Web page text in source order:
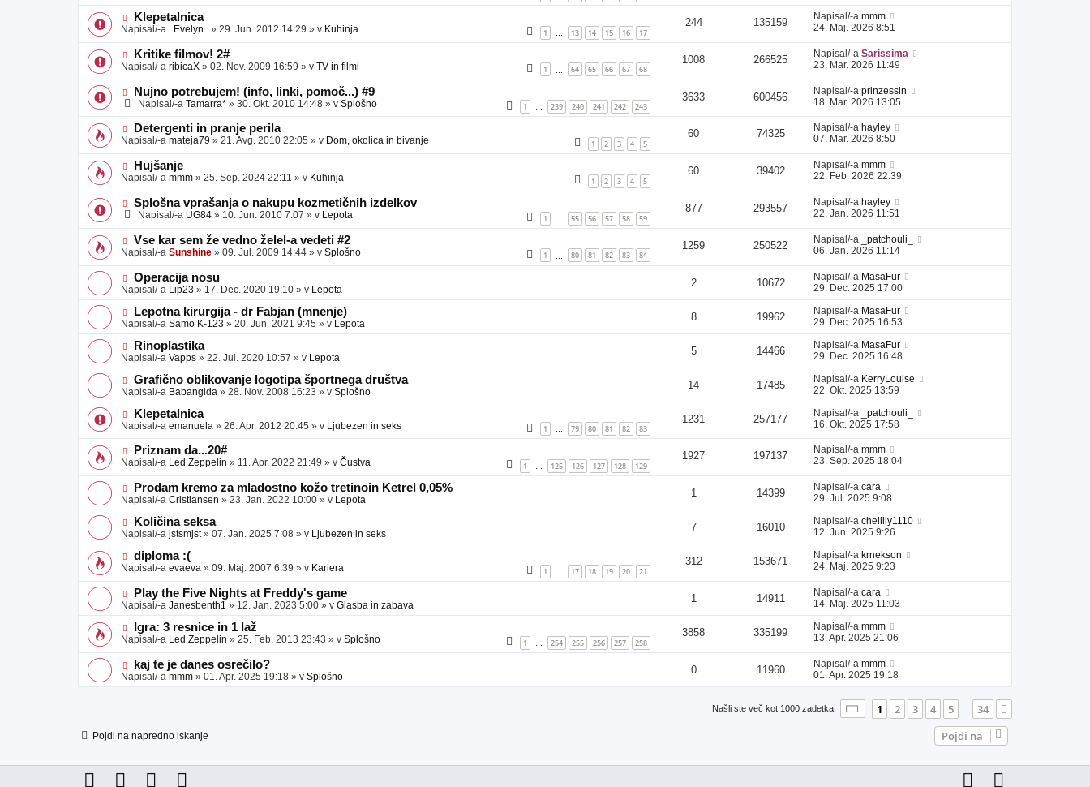
e
j
a
v
e
e
o
b
j
a
v
e
N
o
e
o
b
j
a
e
Klepetalnica
Napisal/-a ..Evelyn.. » 29. Jun. 2012 14:29 » v Kuhinja 1 13 14 15 16 17
244 135159 Napisal/-a mmm
24. Maj. 2026 8:51
N
o
v
e
o
j
a
v
e
Kritike filmov! 2#
Napisal/-a ribicaX » 02. Nov. 2009 16:59 » v TV in filmi 1 64 65 66 67 68
1008 266525 Napisal/-a Sarissima
23. Mar. 2026 11:49
N
e
o
b
j
a
v
e
Nujno potrebujem! (info, linki, pomoč...) #9
Napisal/-a Tamarra* » 30. Okt. 2010 14:48 » v Splošno 1 … 239 240 241 242 243
3633 600456 Napisal/-a prinzessin
18. Mar. 2026 13:05
N
o
e
o
b
j
a
e
Detergenti in pranje perila
Napisal/-a mateja79 » 21. Avg. 2010 22:05 » v Dom, okolica in bivanje 1 2 3 4 5
60 74325 Napisal/-a hayley
07. Mar. 2026 8:50
N
o
e
o
j
a
v
e
Hujšanje
Napisal/-a mmm » 25. Sep. 2024 22:11 » v Kuhinja 1 2 3 4 5
60 39402 Napisal/-a mmm
22. Feb. 2026 22:39
N
e
b
j
a
v
e
Splošna vprašanja o nakupu kozmetičnih izdelkov
Napisal/-a UG84 » 10. Jun. 2010 7:07 » v Lepota 1 55 56 57 58 59
877 293557 Napisal/-a hayley
22. Jan. 2026 11:51
N
o
v
e
o
b
a
v
e
Vse kar sem že vedno želel-a vedeti #2
Napisal/-a Sunshine » 09. Jul. 2009 14:44 » v Splošno 1 80 81 82 83 84
1259 250522 Napisal/-a
_patchouli_
06. Jan. 2026 11:14
N
o
v
e
o
b
a
v
e
Operacija nosu
Napisal/-a Lip23 » 17. Dec. 2020 19:10 » v Lepota
2 10672 Napisal/-a MasaFur
29. Dec. 2025 17:00
N
o
v
e
o
b
a
v
e
Lepotna kirurgija - dr Fabjan (mnenje)
Napisal/-a Samo K-123 » 20. Jun. 2021 9:45 » v Lepota
8 19962 Napisal/-a MasaFur
29. Dec. 2025 16:53
N
o
v
e
o
b
a
v
e
Rinoplastika
Napisal/-a Vapps » 22. Jul. 2020 10:57 » v Lepota
5 14466 Napisal/-a MasaFur
29. Dec. 2025 16:48
N
o
v
e
o
b
a
v
e
Grafično oblikovanje logotipa športnega društva
Napisal/-a Babangida » 28. Nov. 2008 16:23 » v Splošno
14 17485 Napisal/-a KerryLouise
22. Okt. 2025 13:59
N
o
v
e
o
b
j
a
v
e
Klepetalnica
Napisal/-a emanuela » 26. Apr. 2012 20:45 » v Ljubezen in seks 1 … 79 80 81 82 83
1231 257177 Napisal/-a
_patchouli_
16. Okt. 2025 17:58
N
o
e
o
b
a
v
e
Priznam da...20#
Napisal/-a Led Zeppelin » 11. Apr. 2022 21:49 » v Čustva 1 … 125 126 127 128 129
1927 197137 Napisal/-a mmm
23. Sep. 2025 18:04
N
o
v
e
o
b
a
e
Prodam kremo za mladostno kožo tretinoin Ketrel 0,05%
Napisal/-a Cristiansen » 23. Jan. 2022 10:00 » v Lepota
1 14399 Napisal/-a cara
29. Jul. 2025 9:08
N
o
v
e
o
a
v
e
Količina seksa
Napisal/-a jstsmjst» 07. Jan. 2025 7:08 » v Ljubezen in seks
7 16010 Napisal/-a chellily1110
12. Jun. 2025 9:26
N
o
e
o
b
a
v
e
diploma :(
Napisal/-a evaeva » 09. Maj. 2007 6:39 » v Kariera 1 … 17 18 19 20 21
312 153671 Napisal/-a krnekson
24. Maj. 2025 9:23
N
o
v
e
o
a
v
Play the Five Nights at Freddy's game
Napisal/-a Janesbenth1 » 12. Jan. 2023 5:00 » v Glasba in zabava
1 14911 Napisal/-a cara
14. Maj. 2025 11:03
N
o
e
o
b
Igra: 3 resnice in 1 laž
Napisal/-a Led Zeppelin » 25. Feb. 2013 23:43 » v Splošno 1 254 255 256 257 258
3858 335199 Napisal/-a mmm
13. Apr. 2025 21:06
N
o
v
j
a
e
kaj te je danes osrečilo?
Napisal/-a mmm » 01. Apr. 2025 19:18 » v Splošno
0 11960 Napisal/-a mmm
01. Apr. 2025 19:18
Našli ste več kot 1000 zadetka Stran 1od34
1 2 3 4 5 34
Pojdi na napredno iskanje Pojdi na